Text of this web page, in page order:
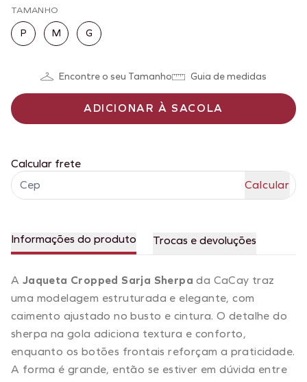
TAMANHO
P M G
Encontre o seu Tamanho Guia de medidas
ADICIONAR À SACOLA
Calcular frete
Informações do produto Trocas e devoluções
A Jaqueta Cropped Sarja Sherpa da CaCay traz
uma modelagem estruturada e elegante, com
caimento ajustado no busto e cintura. O detalhe do
sherpa na gola adiciona textura e conforto,
enquanto os botões frontais reforçam a praticidade.
A forma é grande, então se estiver em dúvida entre